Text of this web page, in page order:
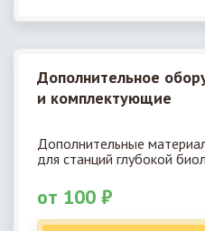
Дополнительное
и комплектующие
Дополнительные
для станций глубокой
от 100 ₽